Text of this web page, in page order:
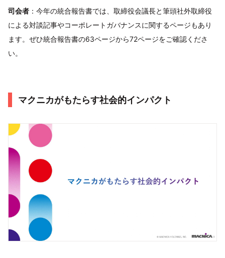
司会者 ：今年の統合報告書では、取締役会議長と筆頭社外取締役
による対談記事やコーポレートガバナンスに関するページもあり
ます。ぜひ統合報告書の63ページから72ページをご確認くださ
い。
マクニカがもたらす社会的インパクト